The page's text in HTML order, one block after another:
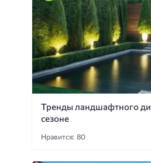
Тренды ландшафтного
сезоне
Нравится: 80